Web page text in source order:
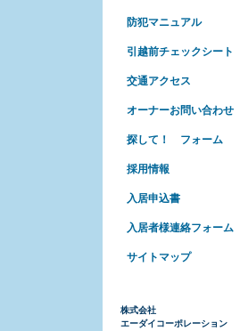
防犯マニュアル
引越前チェックシート
交通アクセス
オーナーお問い合わせ
探して！ フォーム
採用情報
入居申込書
入居者様連絡フォーム
サイトマップ
株式会社
エーダイコーポレーション